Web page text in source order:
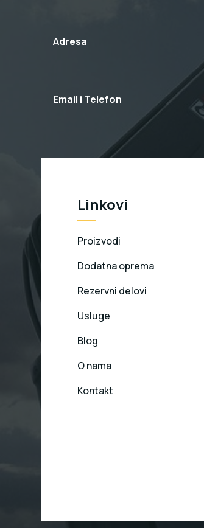
Adresa
Email i Telefon
Linkovi
Proizvodi
Dodatna oprema
Rezervni delovi
Usluge
Blog
O nama
Kontakt